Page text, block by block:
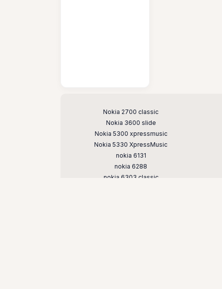
Поддерживаемые модели
Nokia 2700 classic
Nokia 3600 slide
Nokia 5300 xpressmusic
Nokia 5330 XpressMusic
nokia 6131
nokia 6288
nokia 6303 classic